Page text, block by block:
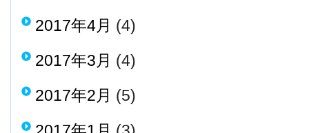
2017年4月 (4)
2017年3月 (4)
2017年2月 (5)